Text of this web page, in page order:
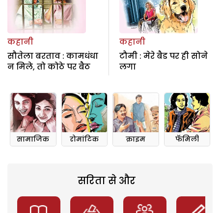
कहानी
सौतेला बरताव : कामधंधा
न मिले, तो कोठे पर बैठ
कहानी
टौमी : मेरे बैड पर ही सोने
लगा
सामाजिक रोमांटिक क्राइम फॅमिली
सरिता से और